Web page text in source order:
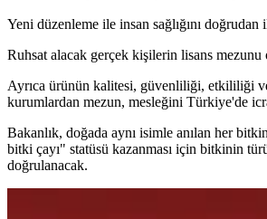
Yeni düzenleme ile insan sağlığını
Ruhsat alacak gerçek kişilerin lisans
Ayrıca ürünün kalitesi, güvenliliği, etkililiği
kurumlardan mezun, mesleğini Türkiye'de
Bakanlık, doğada aynı isimle anılan her
bitki çayı" statüsü kazanması için bitkinin
doğrulanacak.